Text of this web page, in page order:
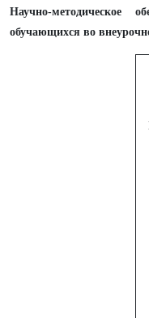
Научно-методическое
обучающихся во